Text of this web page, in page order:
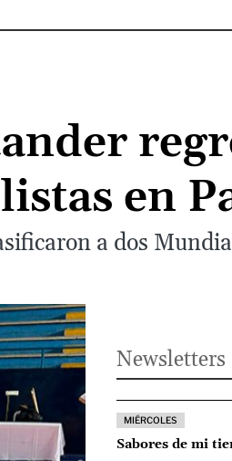
en
a dos
Newsletters
MIÉRCOLES
Sabores de mi